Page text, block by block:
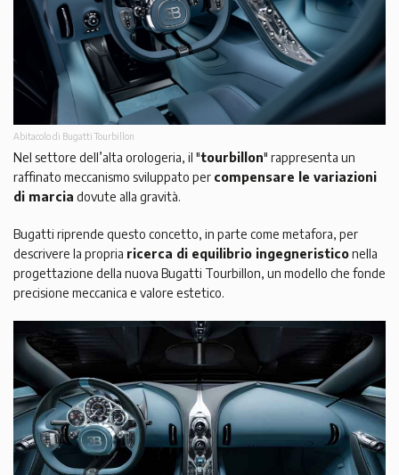
Abitacolo di Bugatti Tourbillon
Nel settore dell’alta orologeria, il "tourbillon" rappresenta un
raffinato meccanismo sviluppato per compensare le variazioni
di marcia dovute alla gravità.
Bugatti riprende questo concetto, in parte come metafora, per
descrivere la propria ricerca di equilibrio ingegneristiconella
progettazione della nuova Bugatti Tourbillon, un modello che fonde
precisione meccanica e valore estetico.